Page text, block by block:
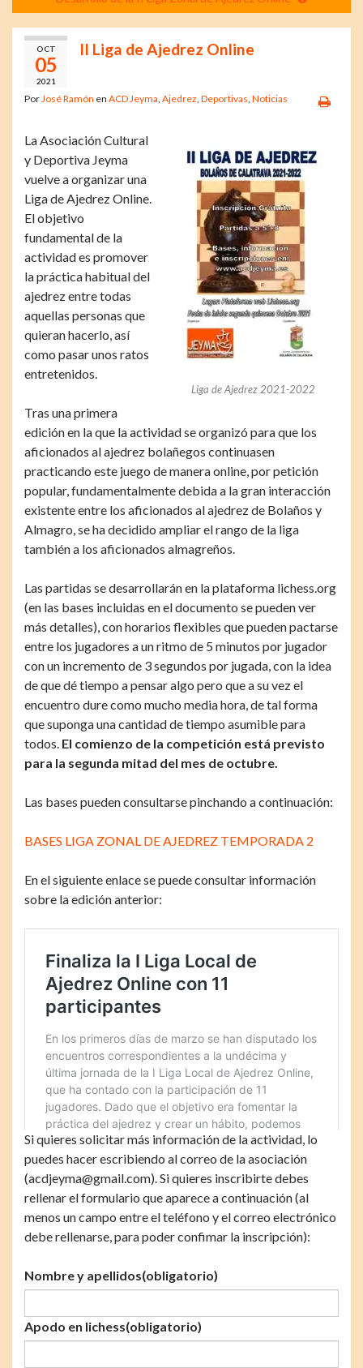
OCT
05
2021
II Liga de Ajedrez Online
Por José Ramón en ACD Jeyma Ajedrez Deportivas Noticias
Liga de Ajedrez 2021-2022
La Asociación Cultural
y Deportiva Jeyma
vuelve a organizar una
Liga de Ajedrez Online.
El objetivo
fundamental de la
actividad es promover
la práctica habitual del
ajedrez entre todas
aquellas personas que
quieran hacerlo, así
como pasar unos ratos
entretenidos.
Tras una primera
edición en la que la actividad se organizó para que los
aficionados al ajedrez bolañegos continuasen
practicando este juego de manera online, por petición
popular, fundamentalmente debida a la gran interacción
existente entre los aficionados al ajedrez de Bolaños y
Almagro, se ha decidido ampliar el rango de la liga
también a los aficionados almagreños.
Las partidas se desarrollarán en la plataforma lichess.org
(en las bases incluidas en el documento se pueden ver
más detalles), con horarios flexibles que pueden pactarse
entre los jugadores a un ritmo de 5 minutos por jugador
con un incremento de 3 segundos por jugada, con la idea
de que dé tiempo a pensar algo pero que a su vez el
encuentro dure como mucho media hora, de tal forma
que suponga una cantidad de tiempo asumible para
todos. El comienzo de la competición está previsto
para la segunda mitad del mes de octubre.
Las bases pueden consultarse pinchando a continuación:
BASES LIGA ZONAL DE AJEDREZ TEMPORADA 2
En el siguiente enlace se puede consultar información
sobre la edición anterior:
Si quieres solicitar más información de la actividad, lo
puedes hacer escribiendo al correo de la asociación
(acdjeyma@gmail.com). Si quieres inscribirte debes
rellenar el formulario que aparece a continuación (al
menos un campo entre el teléfono y el correo electrónico
debe rellenarse, para poder confimar la inscripción):
Nombre y apellidos(obligatorio)
Apodo en lichess(obligatorio)